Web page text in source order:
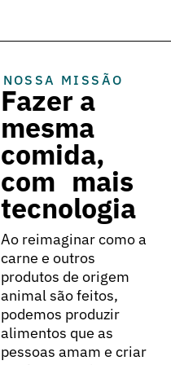
NOSSA MISSÃO
Fazer a
mesma
comida,
com mais
tecnologia
Ao reimaginar como a
carne e outros
produtos de origem
animal são feitos,
podemos produzir
alimentos que as
pessoas amam e criar